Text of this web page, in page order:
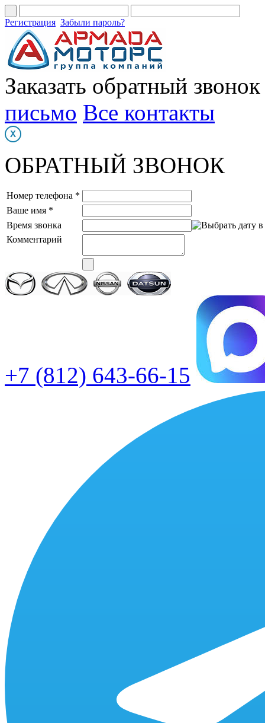
Регистрация Забыли пароль?
Заказать обратный звонок
письмо Все контакты
ОБРАТНЫЙ ЗВОНОК
Номер телефона *
Ваше имя *
Время звонка
Комментарий
+7 (812) 643-66-15